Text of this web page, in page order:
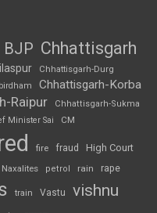
BJP Chhattisgarh
Chhattisgarh-Durg
Chhattisgarh-Korba
Raipur
Chhattisgarh-Sukma
Minister Sai CM
fire fraud High Court
Naxalites petrol rain rape
train Vastu vishnu